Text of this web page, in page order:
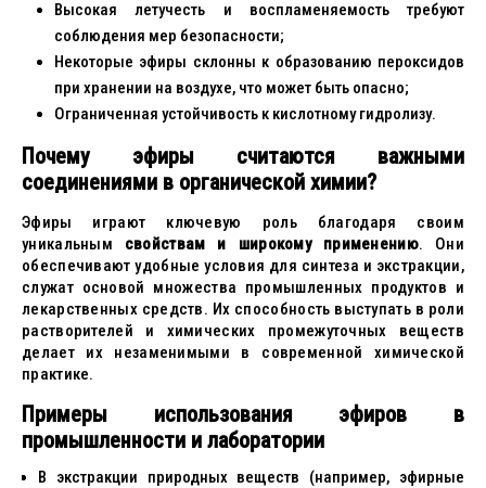
Высокая летучесть и воспламеняемость требуют
соблюдения мер безопасности;
Некоторые эфиры склонны к образованию пероксидов
при хранении на воздухе, что может быть опасно;
Ограниченная устойчивость к кислотному гидролизу.
Почему эфиры считаются важными
соединениями в органической химии?
Эфиры играют ключевую роль благодаря своим
уникальным свойствам и широкому применению. Они
обеспечивают удобные условия для синтеза и экстракции,
служат основой множества промышленных продуктов и
лекарственных средств. Их способность выступать в роли
растворителей и химических промежуточных веществ
делает их незаменимыми в современной химической
практике.
Примеры использования эфиров в
промышленности и лаборатории
В экстракции природных веществ (например, эфирные